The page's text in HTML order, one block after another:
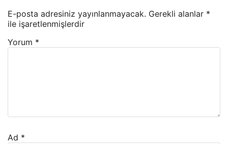
E-posta adresiniz yayınlanmayacak. Gerekli alanlar *
ile işaretlenmişlerdir
Yorum *
Ad *